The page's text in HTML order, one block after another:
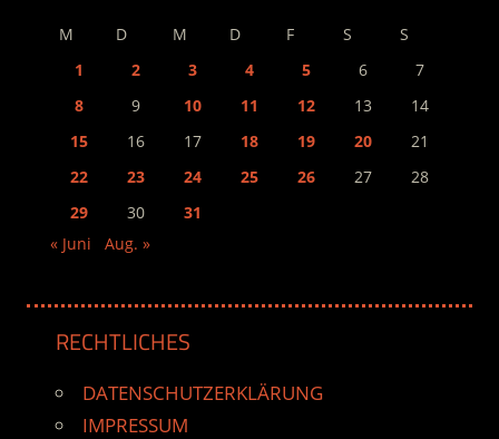
M D M D F S
S
1
2 3 4 5 6
7
8
9 10 11 12 13
14
15
16 17 18 19 20
21
22
23 24 25 26 27
28
29
30
31
« Juni
Aug. »
RECHTLICHES
DATENSCHUTZERKLÄRUNG
IMPRESSUM